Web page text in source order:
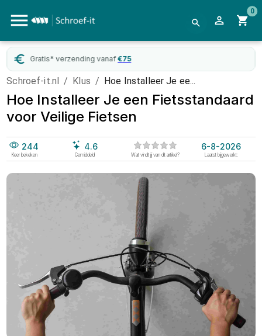
0
Gratis* verzending vanaf €75
Schroef-it.nl / Klus / Hoe Installeer Je ee...
Hoe Installeer Je een Fietsstandaard
voor Veilige Fietsen
244
Keer bekeken
4.6
Gemiddeld Wat vindt jij van dit artikel?
6-8-2026
Laatst bijgewerkt: